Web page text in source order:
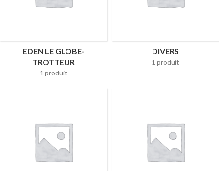
EDEN LE GLOBE-
TROTTEUR
1 produit
DIVERS
1 produit